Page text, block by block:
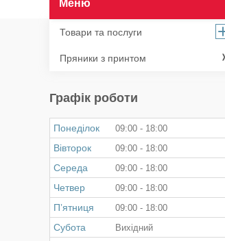
Товари та послуги
Пряники з принтом
Графік роботи
Понеділок 09:00 18:00
Вівторок 09:00 18:00
Середа 09:00 18:00
Четвер 09:00 18:00
Пʼятниця 09:00 18:00
Субота Вихідний